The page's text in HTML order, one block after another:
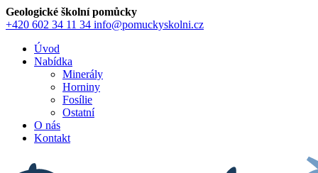
Geologické školní pomůcky
+420 602 34 11 34 info@pomuckyskolni.cz
Úvod
Nabídka
Minerály
Horniny
Fosílie
Ostatní
O nás
Kontakt